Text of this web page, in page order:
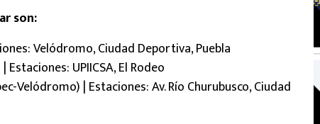
son:
Velódromo, Ciudad Deportiva, Puebla
UPIICSA, El Rodeo
Velódromo) | Estaciones: Av. Río Churubusco, Ciudad